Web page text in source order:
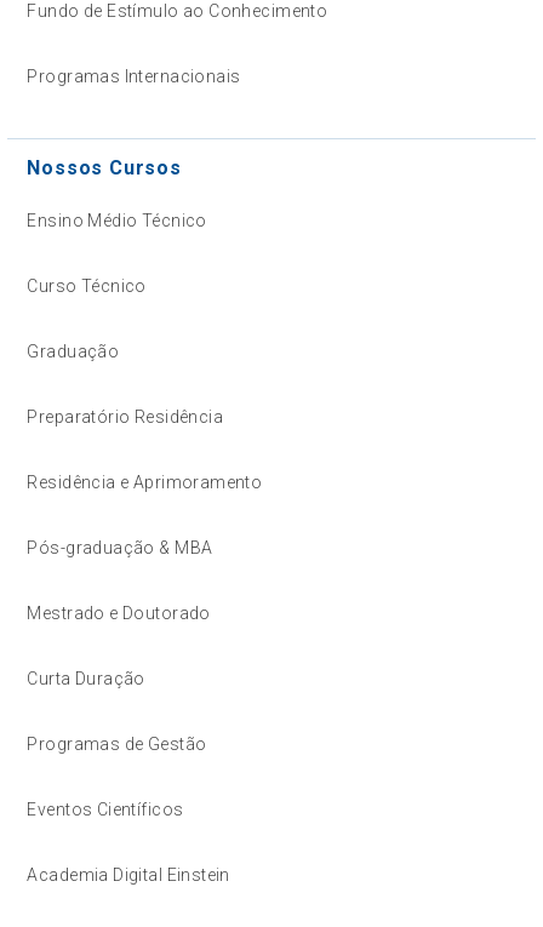
Fundo de Estímulo ao Conhecimento
Programas Internacionais
Nossos Cursos
Ensino Médio Técnico
Curso Técnico
Graduação
Preparatório Residência
Residência e Aprimoramento
Pós-graduação & MBA
Mestrado e Doutorado
Curta Duração
Programas de Gestão
Eventos Científicos
Academia Digital Einstein